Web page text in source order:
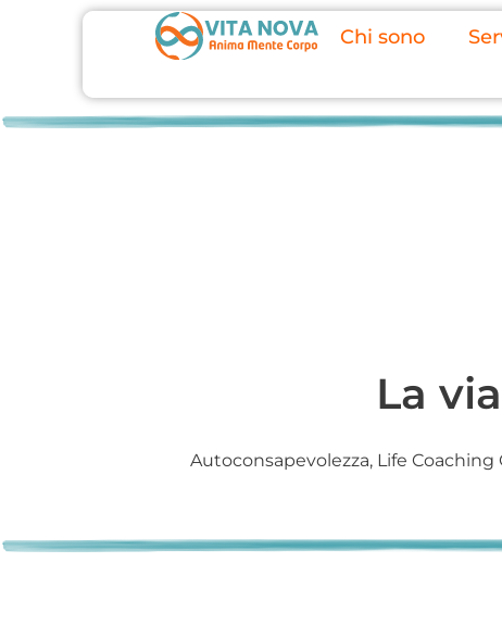
Chi sono
La
Autoconsapevolezza, Life Coaching